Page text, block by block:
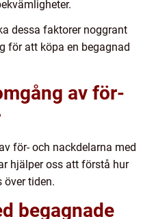
dessa faktorer noggrant
för att köpa en begagnad
av för-
för- och nackdelarna med
hjälper oss att förstå hur
över tiden.
begagnade